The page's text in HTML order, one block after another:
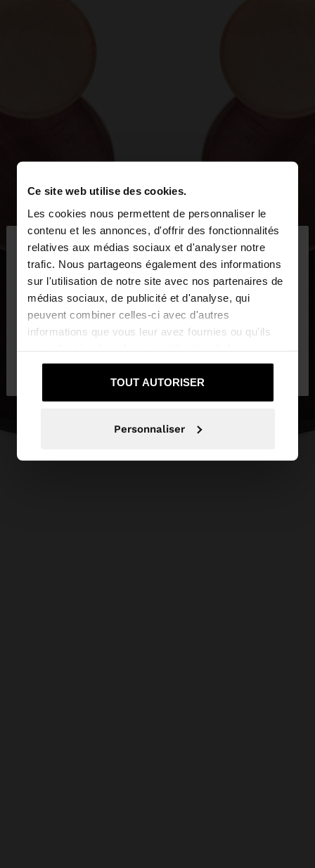
Ce site web utilise des cookies.
Les cookies nous permettent de personnaliser le
contenu et les annonces, d'offrir des fonctionnalités
relatives aux médias sociaux et d'analyser notre
trafic. Nous partageons également des informations
sur l'utilisation de notre site avec nos partenaires de
médias sociaux, de publicité et d'analyse, qui
peuvent combiner celles-ci avec d'autres
informations que vous leur avez fournies ou qu'ils
services.
TOUT AUTORISER
Personnaliser
bonjour ×
Vous accédez au site depuis Belgique. Voulez-vous
parcourir notre site au United States?